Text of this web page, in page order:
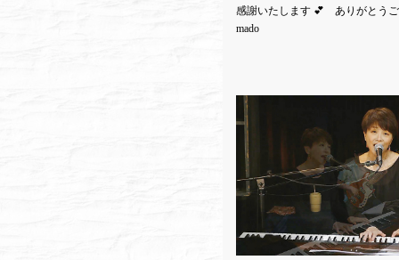
感謝いたします 💕 ありがとう
mado